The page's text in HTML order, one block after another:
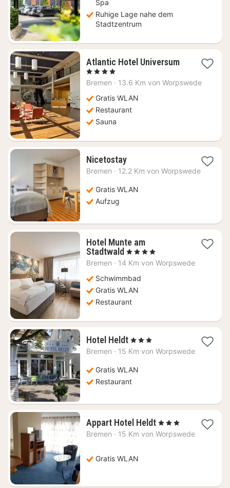
Spa
Ruhige Lage nahe dem
Stadtzentrum
Atlantic Hotel Universum1
ab
, 4 Sterne
Bremen · 13.6 Km von Worpswede
Gratis WLAN
Restaurant
Sauna
Nicetostay1
Nacht
72,71
Bremen · 12.2 Km von Worpswede
Gratis WLAN
Aufzug
Hotel Munte am
Stadtwald 1
Nacht
87,75
€
, 4 Sterne
Bremen · 14 Km von Worpswede
Schwimmbad
Gratis WLAN
Restaurant
Hotel Heldt1
Nacht
96,63
, 3 Sterne
Bremen · 15 Km von Worpswede
Gratis WLAN
Restaurant
Appart Hotel Heldt1
Nacht
, 3 Sterne
Bremen · 15 Km von Worpswede
Gratis WLAN